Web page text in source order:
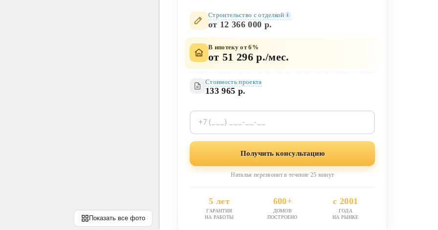
Показать все фото
Строительство c отделкой i
от 12 366 000 р.
В ипотеку от 6%
от 51 296 р./мес.
Стоимость проекта
133 965 р.
Получить консультацию
Наталья перезвонит в течение 25 минут
5 лет
ГАРАНТИЯ
НА РАБОТЫ
600+
ДОМОВ
ПОСТРОЕНО
с 2001
ГОДА
НА РЫНКЕ